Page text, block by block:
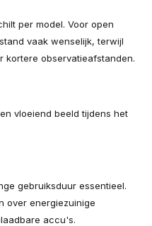
per model. Voor open
vaak wenselijk, terwijl
kortere observatieafstanden.
vloeiend beeld tijdens het
gebruiksduur essentieel.
over energiezuinige
accu's.